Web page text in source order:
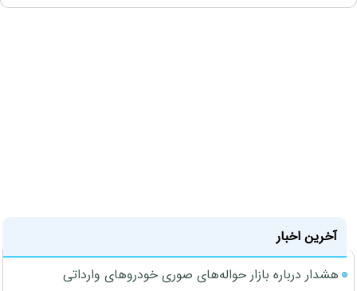
آخرین اخبار
هشدار درباره بازار حواله‌های صوری خودروهای وارداتی